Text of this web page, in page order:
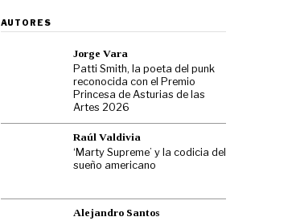
AUTORES
Jorge Vara
Patti Smith, la poeta del punk
reconocida con el Premio
Princesa de Asturias de las
Artes 2026
Raúl Valdivia
‘Marty Supreme’ y la codicia del
sueño americano
Alejandro Santos